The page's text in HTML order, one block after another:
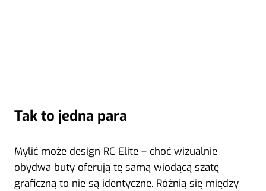
Tak to jedna para
Mylić może design RC Elite – choć wizualnie
obydwa buty oferują tę samą wiodącą szatę
graficzną to nie są identyczne. Różnią się między